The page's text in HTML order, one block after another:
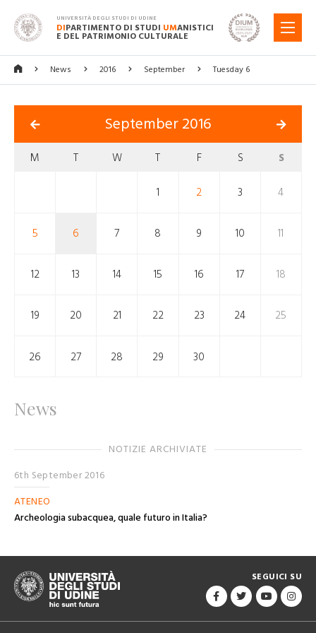
UNIVERSITÀ DEGLI STUDI DI UDINE
DIPARTIMENTO DI STUDI UMANISTICI
E DEL PATRIMONIO CULTURALE
MENU
News 2016 September Tuesday 6
September 2016
M T W T F S S
1 2 3 4
5 6 7 8 9 10 11
12 13 14 15 16 17 18
19 20 21 22 23 24 25
26 27 28 29 30
News
NOTIZIE ARCHIVIATE
6th September 2016
ATENEO
Archeologia subacquea, quale futuro in Italia?
SEGUICI SU